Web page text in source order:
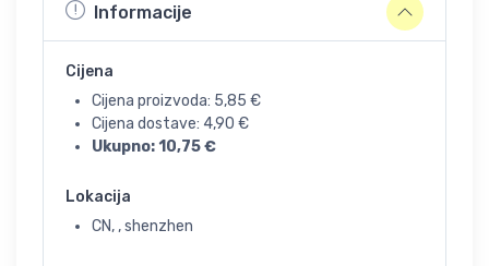
Informacije
Cijena
Cijena proizvoda: 5,85 €
Cijena dostave: 4,90 €
Ukupno:10,75€
Lokacija
CN, , shenzhen